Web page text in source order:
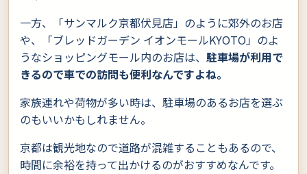
一方、「サンマルク京都伏見店」のように郊外のお店
や、「ブレッドガーデン イオンモールKYOTO」のよ
うなショッピングモール内のお店は、 駐車場が利用で
きるので車での訪問も便利なんですよね。
家族連れや荷物が多い時は、駐車場のあるお店を選ぶ
のもいいかもしれません。
京都は観光地なので道路が混雑することもあるので、
時間に余裕を持って出かけるのがおすすめなんです。